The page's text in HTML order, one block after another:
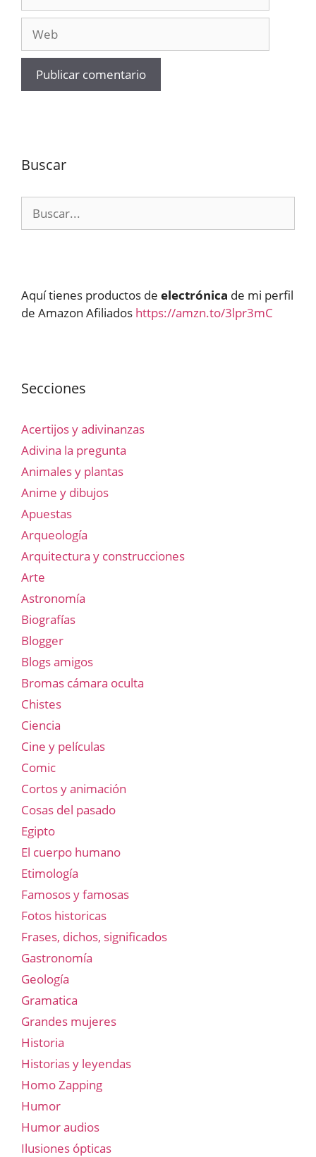
Buscar
Aquí tienes productos de electrónica de mi perfil
de Amazon Afiliados https://amzn.to/3lpr3mC
Secciones
Acertijos y adivinanzas
Adivina la pregunta
Animales y plantas
Anime y dibujos
Apuestas
Arqueología
Arquitectura y construcciones
Arte
Astronomía
Biografías
Blogger
Blogs amigos
Bromas cámara oculta
Chistes
Ciencia
Cine y películas
Comic
Cortos y animación
Cosas del pasado
Egipto
El cuerpo humano
Etimología
Famosos y famosas
Fotos historicas
Frases, dichos, significados
Gastronomía
Geología
Gramatica
Grandes mujeres
Historia
Historias y leyendas
Homo Zapping
Humor
Humor audios
Ilusiones ópticas